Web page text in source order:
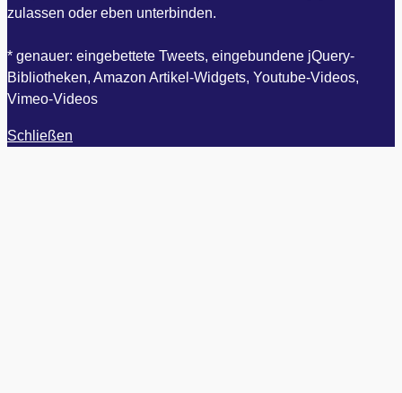
zulassen oder eben unterbinden.
* genauer: eingebettete Tweets, eingebundene jQuery-
Bibliotheken, Amazon Artikel-Widgets, Youtube-Videos,
Vimeo-Videos
Schließen